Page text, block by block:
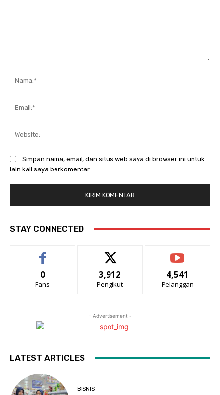
Simpan nama, email, dan situs web saya di browser ini untuk
lain kali saya berkomentar.
STAY CONNECTED
0
Fans
3,912
Pengikut
4,541
Pelanggan
- Advertisement -
LATEST ARTICLES
BISNIS